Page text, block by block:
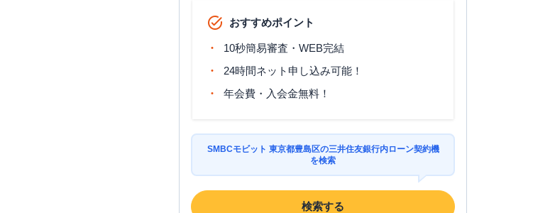
おすすめポイント
10秒簡易審査・WEB完結
24時間ネット申し込み可能！
年会費・入会金無料！
SMBCモビット 東京都豊島区の三井住友銀行内ローン契約機
を検索
検索する